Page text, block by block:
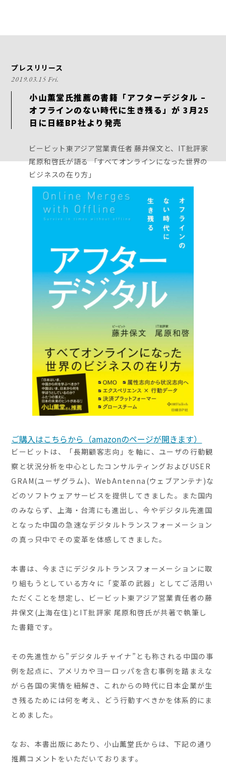
プレスリリース
2019.03.15 Fri.
小山薫堂氏推薦の書籍「アフターデジタル –
オフラインのない時代に生き残る」が 3月25
日に日経BP社より発売
ビービット東アジア営業責任者 藤井保文と、IT批評家
尾原和啓氏が語る 「すべてオンラインになった世界の
ビジネスの在り方」
ご購入はこちらから（amazonのページが開きます）
ビービットは、「長期顧客志向」を軸に、ユーザの行動観
察と状況分析を中心としたコンサルティングおよびUSER
GRAM(ユーザグラム)、WebAntenna(ウェブアンテナ)な
どのソフトウェアサービスを提供してきました。また国内
のみならず、上海・台湾にも進出し、今やデジタル先進国
となった中国の急速なデジタルトランスフォーメーション
の真っ只中でその変革を体感してきました。
本書は、今まさにデジタルトランスフォーメーションに取
り組もうとしている方々に「変革の武器」としてご活用い
ただくことを想定し、ビービット東アジア営業責任者の藤
井保文(上海在住)とIT批評家 尾原和啓氏が共著で執筆し
た書籍です。
その先進性から”デジタルチャイナ”とも称される中国の事
例を起点に、アメリカやヨーロッパを含む事例を踏まえな
がら各国の実情を紐解き、これからの時代に日本企業が生
き残るためには何を考え、どう行動すべきかを体系的にま
とめました。
なお、本書出版にあたり、小山薫堂氏からは、下記の通り
推薦コメントをいただいております。